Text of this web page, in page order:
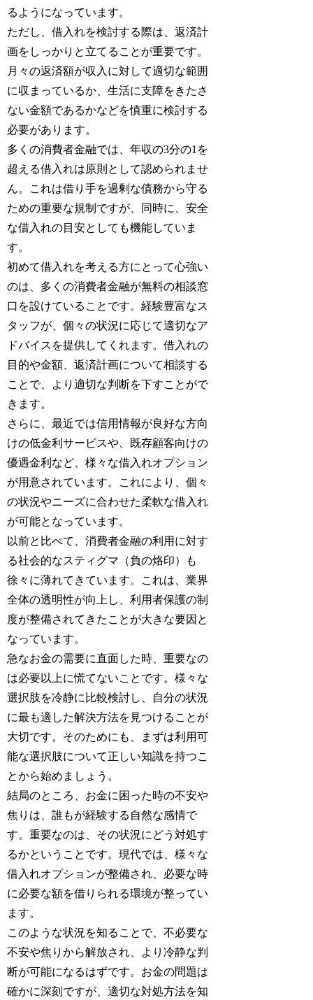
るようになっています。
ただし、借入れを検討する際は、返済計
画をしっかりと立てることが重要です。
月々の返済額が収入に対して適切な範囲
に収まっているか、生活に支障をきたさ
ない金額であるかなどを慎重に検討する
必要があります。
多くの消費者金融では、年収の3分の1を
超える借入れは原則として認められませ
ん。これは借り手を過剰な債務から守る
ための重要な規制ですが、同時に、安全
な借入れの目安としても機能していま
す。
初めて借入れを考える方にとって心強い
のは、多くの消費者金融が無料の相談窓
口を設けていることです。経験豊富なス
タッフが、個々の状況に応じて適切なア
ドバイスを提供してくれます。借入れの
目的や金額、返済計画について相談する
ことで、より適切な判断を下すことがで
きます。
さらに、最近では信用情報が良好な方向
けの低金利サービスや、既存顧客向けの
優遇金利など、様々な借入れオプション
が用意されています。これにより、個々
の状況やニーズに合わせた柔軟な借入れ
が可能となっています。
以前と比べて、消費者金融の利用に対す
る社会的なスティグマ（負の烙印）も
徐々に薄れてきています。これは、業界
全体の透明性が向上し、利用者保護の制
度が整備されてきたことが大きな要因と
なっています。
急なお金の需要に直面した時、重要なの
は必要以上に慌てないことです。様々な
選択肢を冷静に比較検討し、自分の状況
に最も適した解決方法を見つけることが
大切です。そのためにも、まずは利用可
能な選択肢について正しい知識を持つこ
とから始めましょう。
結局のところ、お金に困った時の不安や
焦りは、誰もが経験する自然な感情で
す。重要なのは、その状況にどう対処す
るかということです。現代では、様々な
借入れオプションが整備され、必要な時
に必要な額を借りられる環境が整ってい
ます。
このような状況を知ることで、不必要な
不安や焦りから解放され、より冷静な判
断が可能になるはずです。お金の問題は
確かに深刻ですが、適切な対処方法を知